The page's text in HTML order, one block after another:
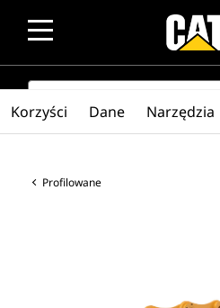
SEARCH
Profilowane
Korzyści Dane Narzędzia